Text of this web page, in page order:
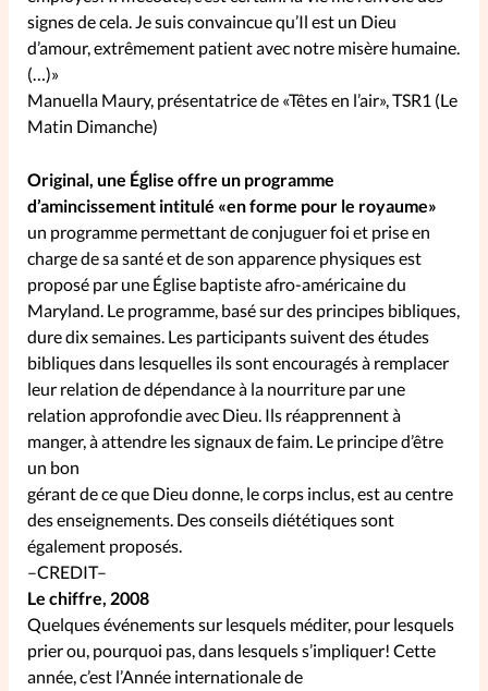
Si(x) simple de...
SpirituElles
Vive la famille
SpirituElles devient Relations
Aujourd’hui!
Faire un don
La Boutique
La Pause SpirituElles - toutes les
éditions
À propos
La rédaction
Mon compte
Changement d'adresse
signes de cela. Je suis convaincue qu’Il est un Dieu
d’amour, extrêmement patient avec notre misère humaine.
(…)»
Manuella Maury, présentatrice de «Têtes en l’air», TSR1 (Le
Matin Dimanche)
Original, une Église offre un programme
d’amincissement intitulé «en forme pour le royaume»
un programme permettant de conjuguer foi et prise en
charge de sa santé et de son apparence physiques est
proposé par une Église baptiste afro-américaine du
Maryland. Le programme, basé sur des principes bibliques,
dure dix semaines. Les participants suivent des études
bibliques dans lesquelles ils sont encouragés à remplacer
leur relation de dépendance à la nourriture par une
relation approfondie avec Dieu. Ils réapprennent à
manger, à attendre les signaux de faim. Le principe d’être
un bon
gérant de ce que Dieu donne, le corps inclus, est au centre
des enseignements. Des conseils diététiques sont
également proposés.
–CREDIT–
Le chiffre, 2008
Quelques événements sur lesquels méditer, pour lesquels
prier ou, pourquoi pas, dans lesquels s’impliquer! Cette
année, c’est l’Année internationale de